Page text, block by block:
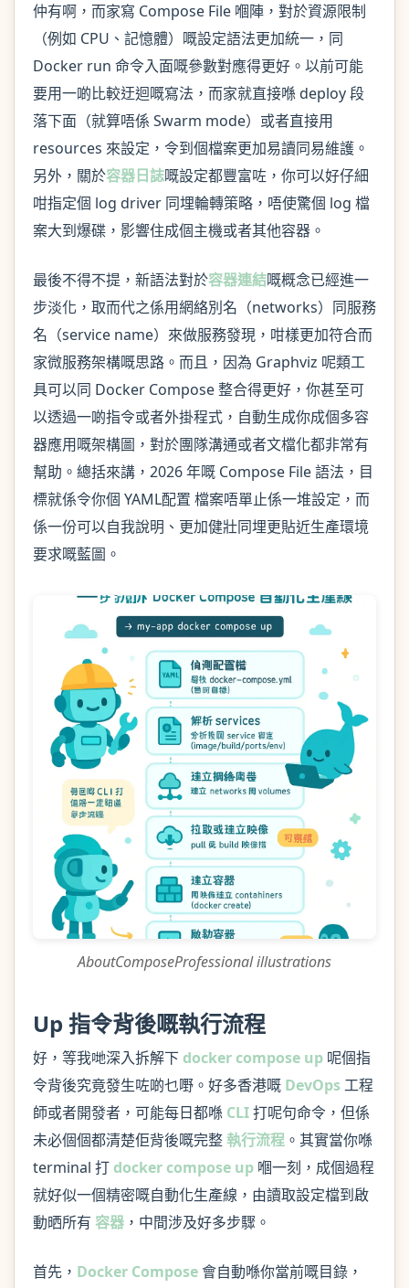
仲有啊，而家寫 Compose File 嗰陣，對於資源限制
（例如 CPU、記憶體）嘅設定語法更加統一，同
Docker run 命令入面嘅參數對應得更好。以前可能
要用一啲比較迂迴嘅寫法，而家就直接喺 deploy 段
落下面（就算唔係 Swarm mode）或者直接用
resources 來設定，令到個檔案更加易讀同易維護。
另外，關於容器日誌嘅設定都豐富咗，你可以好仔細
咁指定個 log driver 同埋輪轉策略，唔使驚個 log 檔
案大到爆碟，影響住成個主機或者其他容器。
最後不得不提，新語法對於容器連結嘅概念已經進一
步淡化，取而代之係用網絡別名（networks）同服務
名（service name）來做服務發現，咁樣更加符合而
家微服務架構嘅思路。而且，因為 Graphviz 呢類工
具可以同 Docker Compose 整合得更好，你甚至可
以透過一啲指令或者外掛程式，自動生成你成個多容
器應用嘅架構圖，對於團隊溝通或者文檔化都非常有
幫助。總括來講，2026 年嘅 Compose File 語法，目
標就係令你個 YAML配置 檔案唔單止係一堆設定，而
係一份可以自我說明、更加健壯同埋更貼近生產環境
要求嘅藍圖。
AboutComposeProfessional illustrations
Up 指令背後嘅執行流程
好，等我哋深入拆解下docker compose up 呢個指
令背後究竟發生咗啲乜嘢。好多香港嘅 DevOps工程
師或者開發者，可能每日都喺 CLI打呢句命令，但係
未必個個都清楚佢背後嘅完整 執行流程 。其實當你喺
terminal 打docker compose up 嗰一刻，成個過程
就好似一個精密嘅自動化生產線，由讀取設定檔到啟
動晒所有 容器 ，中間涉及好多步驟。
首先， Docker Compose會自動喺你當前嘅目錄，